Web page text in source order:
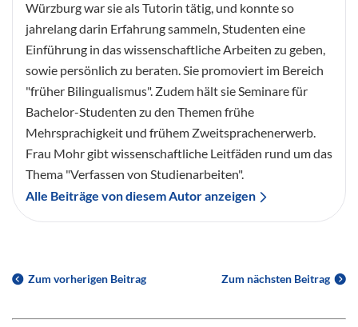
Würzburg war sie als Tutorin tätig, und konnte so
jahrelang darin Erfahrung sammeln, Studenten eine
Einführung in das wissenschaftliche Arbeiten zu geben,
sowie persönlich zu beraten. Sie promoviert im Bereich
"früher Bilingualismus". Zudem hält sie Seminare für
Bachelor-Studenten zu den Themen frühe
Mehrsprachigkeit und frühem Zweitsprachenerwerb.
Frau Mohr gibt wissenschaftliche Leitfäden rund um das
Thema "Verfassen von Studienarbeiten".
Alle Beiträge von diesem Autor anzeigen
Zum vorherigen Beitrag Zum nächsten Beitrag